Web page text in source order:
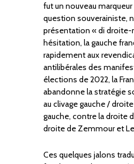
fut un nouveau
question souverainiste,
présentation « di droite-
hésitation, la gauche
rapidement aux
antilibérales des
élections de 2022, la
abandonne la stratégie
au clivage gauche /
gauche, contre la droite
droite de Zemmour et
Ces quelques jalons